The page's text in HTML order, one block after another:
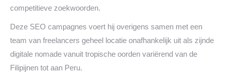
competitieve zoekwoorden.
Deze SEO campagnes voert hij overigens samen met een
team van freelancers geheel locatie onafhankelijk uit als zijnde
digitale nomade vanuit tropische oorden variërend van de
Filipijnen tot aan Peru.